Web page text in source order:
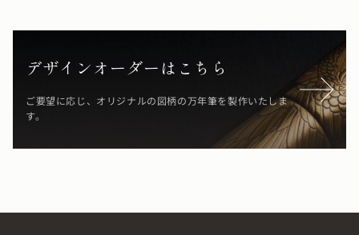
デザインオーダーはこちら
ご要望に応じ、オリジナルの図柄の万年筆を製作いたしま
す。